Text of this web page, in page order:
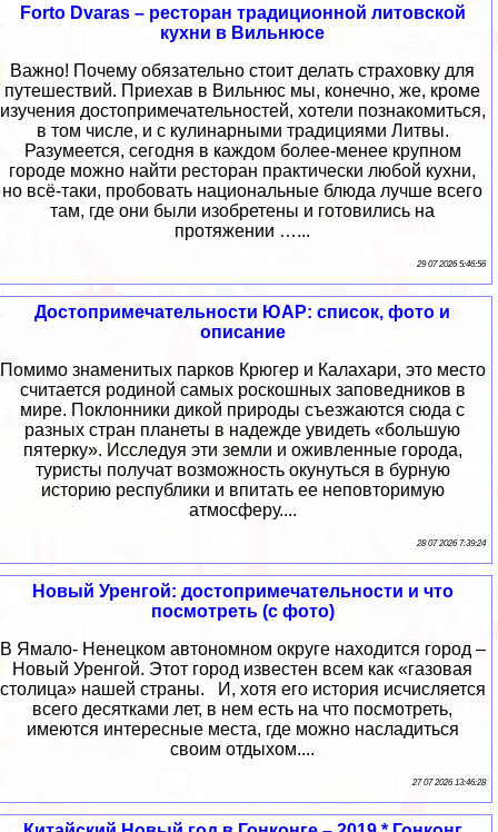
Forto Dvaras – ресторан традиционной литовской
кухни в Вильнюсе
Важно! Почему обязательно стоит делать страховку для
путешествий. Приехав в Вильнюс мы, конечно, же, кроме
изучения достопримечательностей, хотели познакомиться,
в том числе, и с кулинарными традициями Литвы.
Разумеется, сегодня в каждом более-менее крупном
городе можно найти ресторан практически любой кухни,
но всё-таки, пробовать национальные блюда лучше всего
там, где они были изобретены и готовились на
протяжении …...
29 07 2026 5:46:56
Достопримечательности ЮАР: список, фото и
описание
Помимо знаменитых парков Крюгер и Калахари, это место
считается родиной самых роскошных заповедников в
мире. Поклонники дикой природы съезжаются сюда с
разных стран планеты в надежде увидеть «большую
пятерку». Исследуя эти земли и оживленные города,
туристы получат возможность окунуться в бурную
историю республики и впитать ее неповторимую
атмосферу....
28 07 2026 7:39:24
Новый Уренгой: достопримечательности и что
посмотреть (с фото)
В Ямало- Ненецком автономном округе находится город –
Новый Уренгой. Этот город известен всем как «газовая
столица» нашей страны. И, хотя его история исчисляется
всего десятками лет, в нем есть на что посмотреть,
имеются интересные места, где можно насладиться
своим отдыхом....
27 07 2026 13:46:28